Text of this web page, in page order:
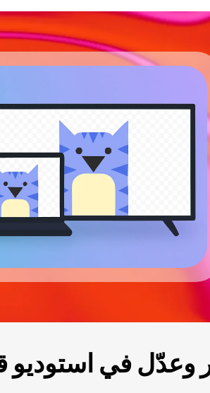
وعدّل في استوديو